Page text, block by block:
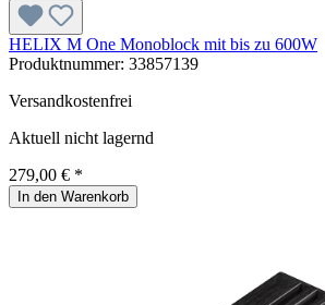
HELIX M One Monoblock mit bis zu 600W
Produktnummer: 33857139
Versandkostenfrei
Aktuell nicht lagernd
279,00 € *
In den Warenkorb